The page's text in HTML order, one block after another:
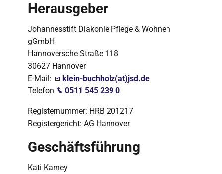
Herausgeber
Johannesstift Diakonie Pflege & Wohnen
gGmbH
Hannoversche Straße 118
30627 Hannover
E-Mail:
klein-buchholz(at)jsd.de
Telefon
0511 545 239 0
Registernummer: HRB 201217
Registergericht: AG Hannover
Geschäftsführung
Kati Karney